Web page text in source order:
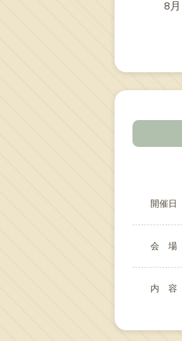
8
開催日
会 場
内 容